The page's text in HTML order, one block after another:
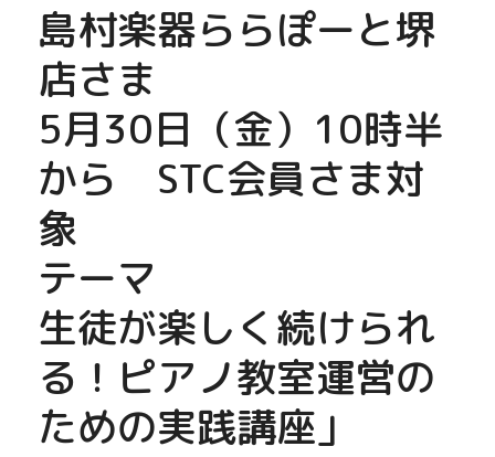
島村楽器ららぽーと堺
店さま
5月30日（金）10時半
から　STC会員さま対
象
テーマ
生徒が楽しく続けられ
る！ピアノ教室運営の
ための実践講座」